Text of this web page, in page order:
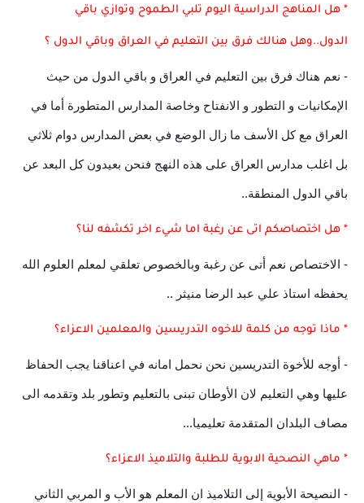
* هل المناهج الدراسية اليوم تلبي الطموح وتوازي باقي
الدول..وهل هنالك فرق بين التعليم في العراق وباقي الدول ؟
- نعم هناك فرق بين التعليم في العراق و باقي الدول من حيث
الإمكانيات و التطور و الانفتاح وخاصة المدارس المتطورة أما في
العراق مع كل الأسف ما زال الوضع في بعض المدارس دوام ثلاثي
بل اغلب مدارس العراق على هذه النهج فنحن بعيدون كل البعد عن
باقي الدول المنطقة..
* هل اختصاصكم اتى عن رغبة اما شيء اخر تكشفه لنا؟
- الاختصاص نعم أتى عن رغبة وبالخصوص تعلقي لمعلم العلوم الله
يحفظه استاذ علي عبد الرضا منيثر ..
* ماذا توجه من كلمة للاخوه التدريسين والمعلمين الاعزاء؟
- أوجه للأخوة التدريسين نحن نحمل امانه في اعناقنا يجب الحفاظ
عليها وهي التعليم لان الأوطان تبنى بالتعليم وتطور بلد وتقدمه الى
مصاف البلدان المتقدمة تعليميا...
* ماهي النصحية الابوية للطلبة والتلاميذ الاعزاء؟
- النصيحة الأبوية إلى التلاميذ ان المعلم هو الأب و المربي الثاني